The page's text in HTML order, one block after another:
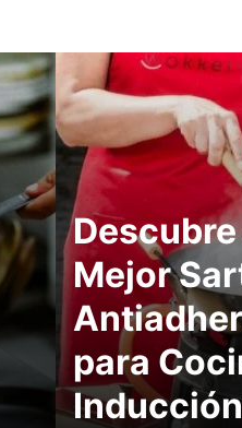
Mejor
para
Inducción